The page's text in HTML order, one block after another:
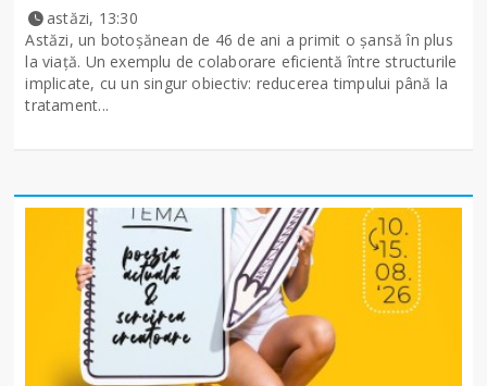
astăzi, 13:30
Astăzi, un botoșănean de 46 de ani a primit o șansă în plus
la viață. Un exemplu de colaborare eficientă între structurile
implicate, cu un singur obiectiv: reducerea timpului până la
tratament...